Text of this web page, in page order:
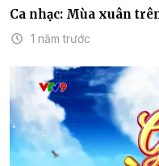
Ca nhạc: Mùa xuân
1 năm trước